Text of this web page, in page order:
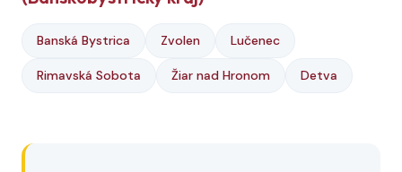
Banská Bystrica Zvolen Lučenec
Rimavská Sobota Žiar nad Hronom Detva